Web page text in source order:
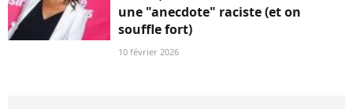
une "anecdote" raciste (et on
souffle fort)
10 février 2026